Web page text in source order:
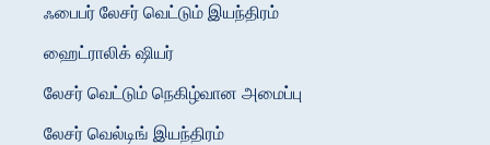
ஃபைபர் லேசர் வெட்டும் இயந்திரம்
ஹைட்ராலிக் ஷியர்
லேசர் வெட்டும் நெகிழ்வான அமைப்பு
லேசர் வெல்டிங் இயந்திரம்